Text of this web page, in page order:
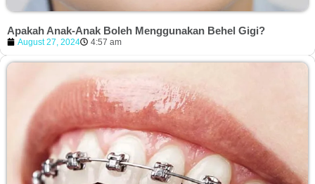
Apakah Anak-Anak Boleh Menggunakan Behel Gigi?
August 27, 2024 4:57 am